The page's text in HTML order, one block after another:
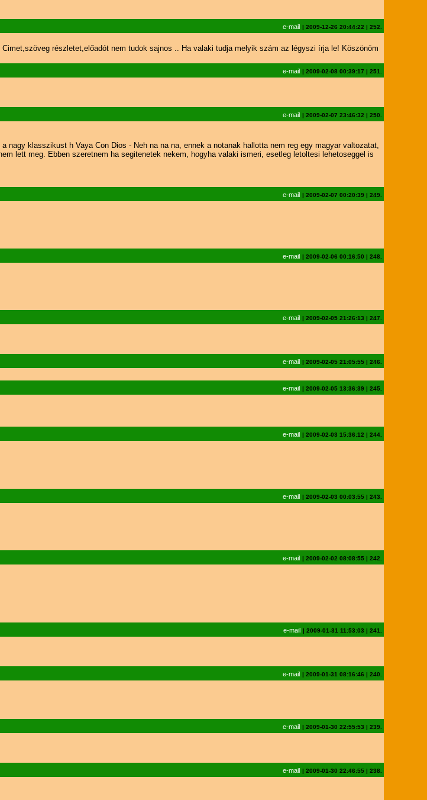
e-mail | 2009-12-26 20:44:22 | 252.
részletet,előadót nem tudok sajnos .. Ha valaki tudja melyik szám az légyszi írja le! Köszönöm
e-mail | 2009-02-08 00:39:17 | 251.
e-mail | 2009-02-07 23:46:32 | 250.
klasszikust h Vaya Con Dios - Neh na na na, ennek a notanak hallotta nem reg egy magyar valtozatat,
lett meg. Ebben szeretnem ha segitenetek nekem, hogyha valaki ismeri, esetleg letoltesi lehetoseggel is
e-mail | 2009-02-07 00:20:39 | 249.
e-mail | 2009-02-06 00:16:50 | 248.
e-mail | 2009-02-05 21:26:13 | 247.
e-mail | 2009-02-05 21:05:55| 246.
e-mail | 2009-02-05 13:36:39 | 245.
e-mail | 2009-02-03 15:36:12 | 244.
e-mail | 2009-02-03 00:03:55| 243.
e-mail | 2009-02-02 08:08:55| 242.
e-mail | 2009-01-31 11:53:03 | 241.
e-mail | 2009-01-31 08:16:46 | 240.
e-mail | 2009-01-30 22:55:53 | 239.
e-mail | 2009-01-30 22:46:55| 238.